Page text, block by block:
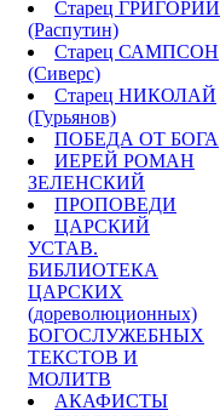
Старец ГРИГОРИЙ
(Распутин)
Старец САМПСОН
(Сиверс)
Старец НИКОЛАЙ
(Гурьянов)
ПОБЕДА ОТ БОГА
ИЕРЕЙ РОМАН
ЗЕЛЕНСКИЙ
ПРОПОВЕДИ
ЦАРСКИЙ
УСТАВ.
БИБЛИОТЕКА
ЦАРСКИХ
(дореволюционных)
БОГОСЛУЖЕБНЫХ
ТЕКСТОВ И
МОЛИТВ
АКАФИСТЫ